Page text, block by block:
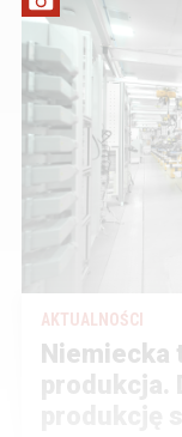
AKTUALNOŚCI
Niemiecka
produkcja.